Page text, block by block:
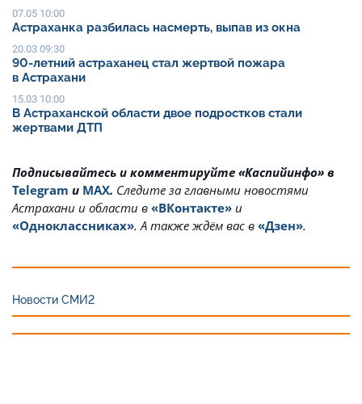
07.05 10:00
Астраханка разбилась насмерть, выпав из окна
20.03 09:30
90-летний астраханец стал жертвой пожара
в Астрахани
15.03 10:00
В Астраханской области двое подростков стали
жертвами ДТП
Подписывайтесь и комментируйте «Каспийинфо» в
Telegram и MAX. Cледите за главными новостями
Астрахани и области в «ВКонтакте» и
«Одноклассниках». А также ждём вас в «Дзен».
Новости СМИ2